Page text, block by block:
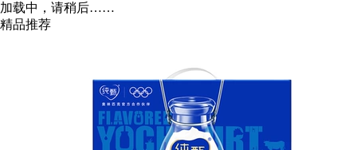
加载中，请稍后……
精品推荐